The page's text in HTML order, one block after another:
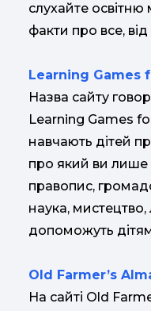
слухайте освітню
факти про все,
Learning Games
Назва сайту
Learning Games
навчають дітей
про який ви
правопис,
наука, мистецтво,
допоможуть
Old Farmer’s
На сайті Old